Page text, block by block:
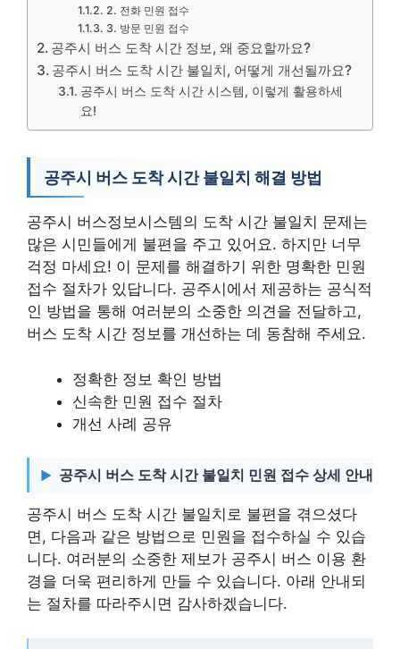
2. 전화 민원 접수
3. 방문 민원 접수
공주시 버스 도착 시간 정보, 왜 중요할까요?
공주시 버스 도착 시간 불일치, 어떻게 개선될까요?
공주시 버스 도착 시간 시스템, 이렇게 활용하세
요!
공주시 버스 도착 시간 불일치 해결 방법
공주시 버스정보시스템의 도착 시간 불일치 문제는
많은 시민들에게 불편을 주고 있어요. 하지만 너무
걱정 마세요! 이 문제를 해결하기 위한 명확한 민원
접수 절차가 있답니다. 공주시에서 제공하는 공식적
인 방법을 통해 여러분의 소중한 의견을 전달하고,
버스 도착 시간 정보를 개선하는 데 동참해 주세요.
정확한 정보 확인 방법
신속한 민원 접수 절차
개선 사례 공유
공주시 버스 도착 시간 불일치 민원 접수 상세 안내
공주시 버스 도착 시간 불일치로 불편을 겪으셨다
면, 다음과 같은 방법으로 민원을 접수하실 수 있습
니다. 여러분의 소중한 제보가 공주시 버스 이용 환
경을 더욱 편리하게 만들 수 있습니다. 아래 안내되
는 절차를 따라주시면 감사하겠습니다.